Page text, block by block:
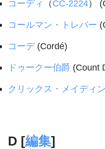
コーディ （CC-2224）
コールマン・トレバー
コーデ(Cordé)
ドゥークー伯爵 (Count
クリックス・メイディン
D [編集]